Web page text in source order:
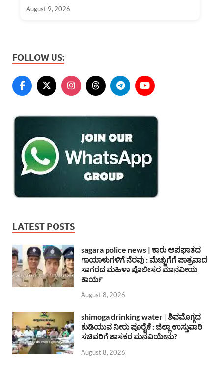
August 9, 2026
FOLLOW US:
LATEST POSTS
sagara police news | ಕಾರು ಅಪಘಾತದ
ಗಾಯಾಳುಗಳಿಗೆ ನೆರವು : ಮೆಚ್ಚುಗೆಗೆ ಪಾತ್ರವಾದ
ಸಾಗರದ ಮಹಿಳಾ ಪೊಲೀಸರ ಮಾನವೀಯ
ಕಾರ್ಯ
August 8, 2026
shimoga drinking water | ಶಿವಮೊಗ್ಗದ
ಕುಡಿಯುವ ನೀರು ಪೂರೈಕೆ : ಜಿಲ್ಲಾ ಉಸ್ತುವಾರಿ
ಸಚಿವರಿಗೆ ಶಾಸಕರ ಮನವಿಯೇನು?
August 8, 2026